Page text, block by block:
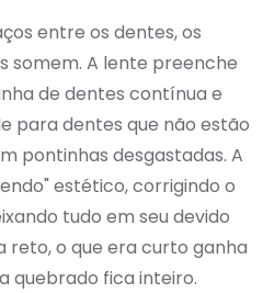
entre os dentes, os
somem. A lente preenche
de dentes contínua e
para dentes que não estão
pontinhas desgastadas. A
estético, corrigindo o
tudo em seu devido
reto, o que era curto ganha
quebrado fica inteiro.